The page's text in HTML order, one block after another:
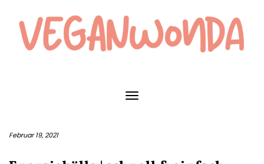
content
Toggle Navigation
Februar 19, 2021